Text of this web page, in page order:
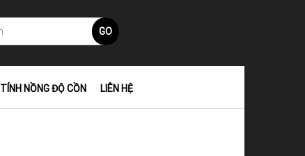
GO
TÍNH NỒNG ĐỘ CỒN LIÊN HỆ